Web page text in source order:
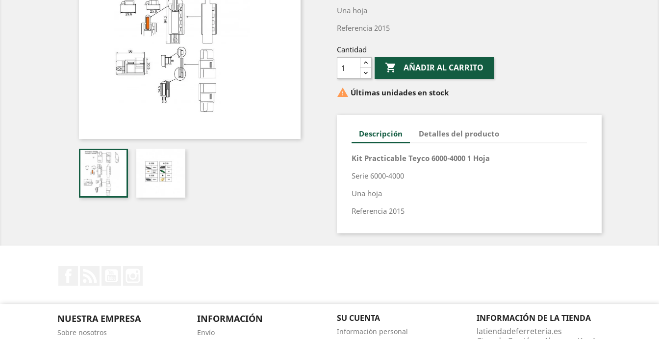
Una hoja
Referencia 2015
Cantidad
 AÑADIR AL CARRITO
 Últimas unidades en stock
Descripción Detalles del producto
Kit Practicable Teyco 6000-4000 1 Hoja
Serie 6000-4000
Una hoja
Referencia 2015
NUESTRA EMPRESA
Sobre nosotros
INFORMACIÓN
Envío
SU CUENTA
Información personal
INFORMACIÓN DE LA TIENDA
latiendadeferreteria.es